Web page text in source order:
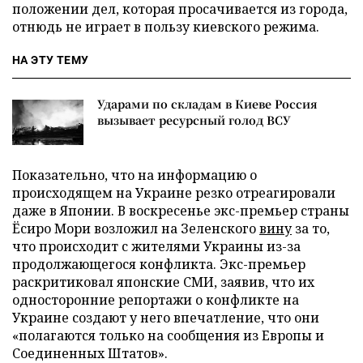
положении дел, которая просачивается из города,
отнюдь не играет в пользу киевского режима.
НА ЭТУ ТЕМУ
Ударами по складам в Киеве Россия
вызывает ресурсный голод ВСУ
Показательно, что на информацию о
происходящем на Украине резко отреагировали
даже в Японии. В воскресенье экс-премьер страны
Ёсиро Мори возложил на Зеленскоговинуза то,
что происходит с жителями Украины из-за
продолжающегося конфликта. Экс-премьер
раскритиковал японские СМИ, заявив, что их
односторонние репортажи о конфликте на
Украине создают у него впечатление, что они
«полагаются только на сообщения из Европы и
Соединенных Штатов».